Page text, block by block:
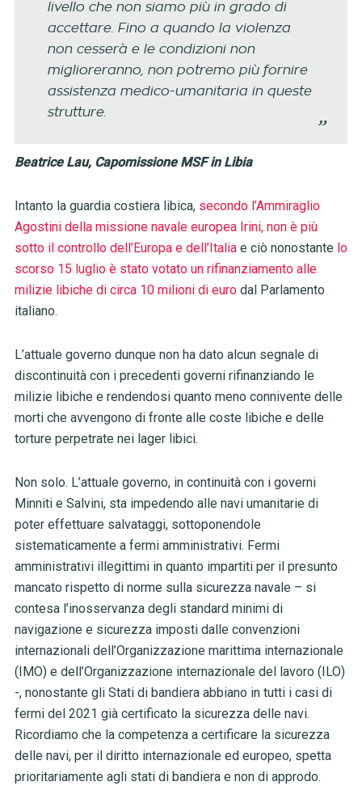
livello che non siamo più in grado di
accettare. Fino a quando la violenza
non cesserà e le condizioni non
miglioreranno, non potremo più fornire
assistenza medico-umanitaria in queste
strutture.
Beatrice Lau, Capomissione MSF in Libia
Intanto la guardia costiera libica, secondo l’Ammiraglio
Agostini della missione navale europea Irini, non è più
sotto il controllo dell’Europa e dell’Italiae ciò nonostante lo
scorso 15 luglio è stato votato un rifinanziamento alle
milizie libiche di circa 10 milioni di eurodal Parlamento
italiano.
L’attuale governo dunque non ha dato alcun segnale di
discontinuità con i precedenti governi rifinanziando le
milizie libiche e rendendosi quanto meno connivente delle
morti che avvengono di fronte alle coste libiche e delle
torture perpetrate nei lager libici.
Non solo. L’attuale governo, in continuità con i governi
Minniti e Salvini, sta impedendo alle navi umanitarie di
poter effettuare salvataggi, sottoponendole
sistematicamente a fermi amministrativi. Fermi
amministrativi illegittimi in quanto impartiti per il presunto
mancato rispetto di norme sulla sicurezza navale – si
contesa l’inosservanza degli standard minimi di
navigazione e sicurezza imposti dalle convenzioni
internazionali dell’Organizzazione marittima internazionale
(IMO) e dell’Organizzazione internazionale del lavoro (ILO)
-, nonostante gli Stati di bandiera abbiano in tutti i casi di
fermi del 2021 già certificato la sicurezza delle navi.
Ricordiamo che la competenza a certificare la sicurezza
delle navi, per il diritto internazionale ed europeo, spetta
prioritariamente agli stati di bandiera e non di approdo.